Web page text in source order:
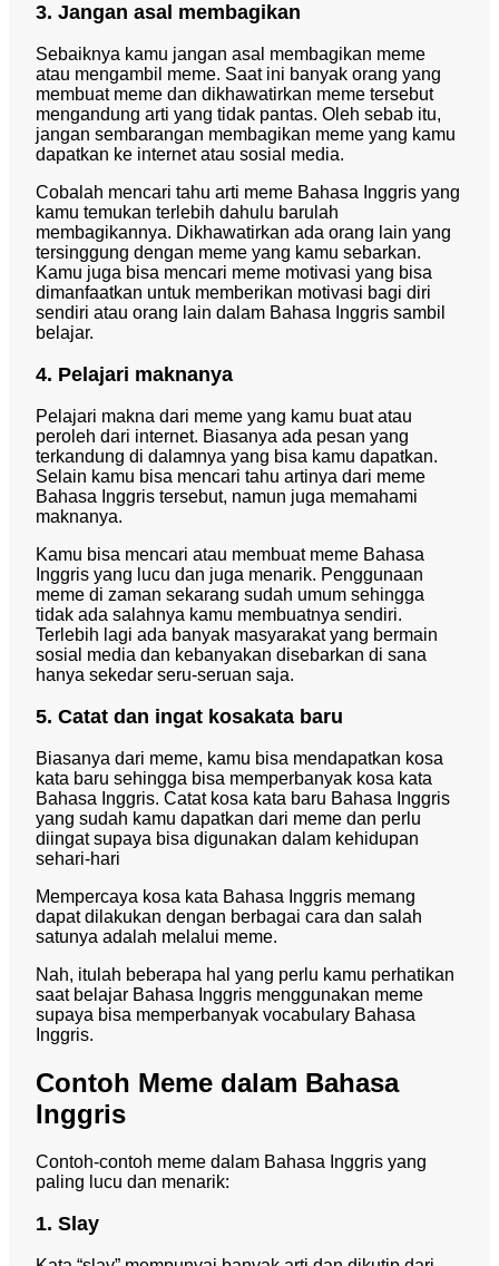
3. Jangan asal membagikan
Sebaiknya kamu jangan asal membagikan meme
atau mengambil meme. Saat ini banyak orang yang
membuat meme dan dikhawatirkan meme tersebut
mengandung arti yang tidak pantas. Oleh sebab itu,
jangan sembarangan membagikan meme yang kamu
dapatkan ke internet atau sosial media.
Cobalah mencari tahu arti meme Bahasa Inggris yang
kamu temukan terlebih dahulu barulah
membagikannya. Dikhawatirkan ada orang lain yang
tersinggung dengan meme yang kamu sebarkan.
Kamu juga bisa mencari meme motivasi yang bisa
dimanfaatkan untuk memberikan motivasi bagi diri
sendiri atau orang lain dalam Bahasa Inggris sambil
belajar.
4. Pelajari maknanya
Pelajari makna dari meme yang kamu buat atau
peroleh dari internet. Biasanya ada pesan yang
terkandung di dalamnya yang bisa kamu dapatkan.
Selain kamu bisa mencari tahu artinya dari meme
Bahasa Inggris tersebut, namun juga memahami
maknanya.
Kamu bisa mencari atau membuat meme Bahasa
Inggris yang lucu dan juga menarik. Penggunaan
meme di zaman sekarang sudah umum sehingga
tidak ada salahnya kamu membuatnya sendiri.
Terlebih lagi ada banyak masyarakat yang bermain
sosial media dan kebanyakan disebarkan di sana
hanya sekedar seru-seruan saja.
5. Catat dan ingat kosakata baru
Biasanya dari meme, kamu bisa mendapatkan kosa
kata baru sehingga bisa memperbanyak kosa kata
Bahasa Inggris. Catat kosa kata baru Bahasa Inggris
yang sudah kamu dapatkan dari meme dan perlu
diingat supaya bisa digunakan dalam kehidupan
sehari-hari
Mempercaya kosa kata Bahasa Inggris memang
dapat dilakukan dengan berbagai cara dan salah
satunya adalah melalui meme.
Nah, itulah beberapa hal yang perlu kamu perhatikan
saat belajar Bahasa Inggris menggunakan meme
supaya bisa memperbanyak vocabulary Bahasa
Inggris.
Contoh Meme dalam Bahasa
Inggris
Contoh-contoh meme dalam Bahasa Inggris yang
paling lucu dan menarik:
1. Slay